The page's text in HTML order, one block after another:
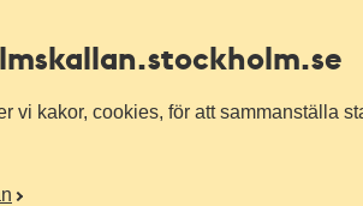
.stockholm.se
vi kakor, cookies, för att sammanställa